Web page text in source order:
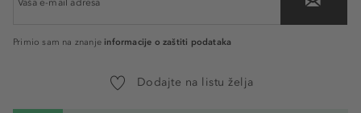
Primio sam na znanje informacije o zaštiti podataka
Dodajte na listu želja